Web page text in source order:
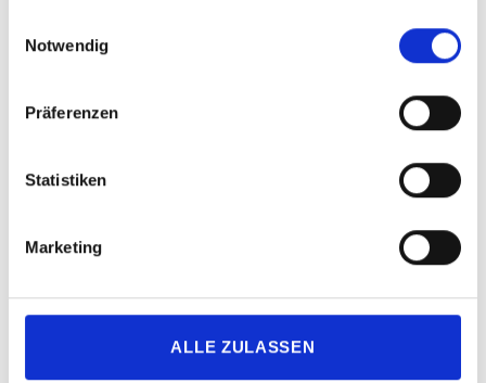
Notwendig
Präferenzen
Statistiken
Marketing
ALLE ZULASSEN
Geld. Wie viel Geld hängt davon ab, wie Wichtig dem Web-
Entwickler die Umsetzung der nicht barrierefreien Richtlinien war.
Richtlinien, dürften die Kosten nicht sehr hoch sein. Bei einer neu
barrierefreies Webdesign zu achten. Durch die Gemeinsamkeiten
Durch die umgesetzte Barrierefreiheitsteigt die Zahl der